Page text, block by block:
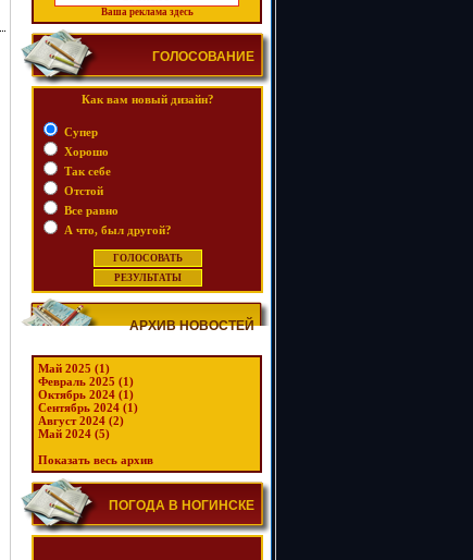
Ваша реклама здесь
ГОЛОСОВАНИЕ
Как вам новый дизайн?
Супер
Хорошо
Так себе
Отстой
Все равно
А что, был другой?
АРХИВ НОВОСТЕЙ
Май 2025 (1)
Февраль 2025 (1)
Октябрь 2024 (1)
Сентябрь 2024 (1)
Август 2024 (2)
Май 2024 (5)
Показать весь архив
ПОГОДА В НОГИНСКЕ